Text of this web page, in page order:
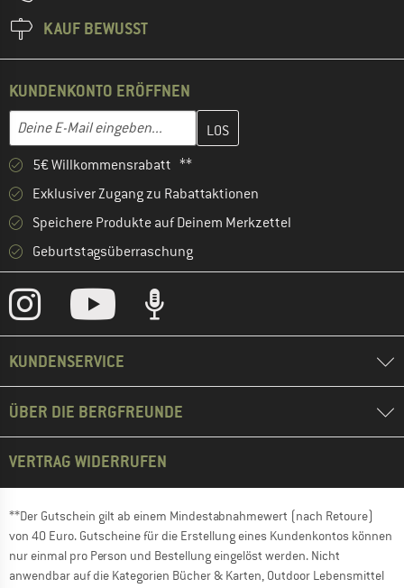
KAUF BEWUSST
KUNDENKONTO ERÖFFNEN
E-Mail-Adresse
Gib hier deine E-Mail-Adresse ein und erstelle im nächsten
5€ Willkommensrabatt **
Exklusiver Zugang zu Rabattaktionen
Speichere Produkte auf Deinem Merkzettel
Geburtstagsüberraschung
KUNDENSERVICE
ÜBER DIE BERGFREUNDE
VERTRAG WIDERRUFEN
**Der Gutschein gilt ab einem Mindestabnahmewert (nach Retoure)
von 40 Euro. Gutscheine für die Erstellung eines Kundenkontos können
nur einmal pro Person und Bestellung eingelöst werden. Nicht
anwendbar auf die Kategorien Bücher & Karten, Outdoor Lebensmittel